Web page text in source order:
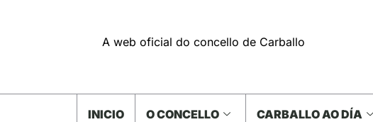
A web oficial do concello de Carballo
INICIO O CONCELLO CARBALLO AO DÍA